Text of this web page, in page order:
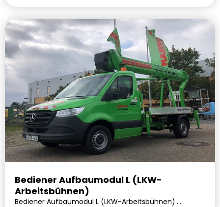
Bediener Aufbaumodul L (LKW-
Arbeitsbühnen)
Bediener Aufbaumodul L (LKW-Arbeitsbühnen).